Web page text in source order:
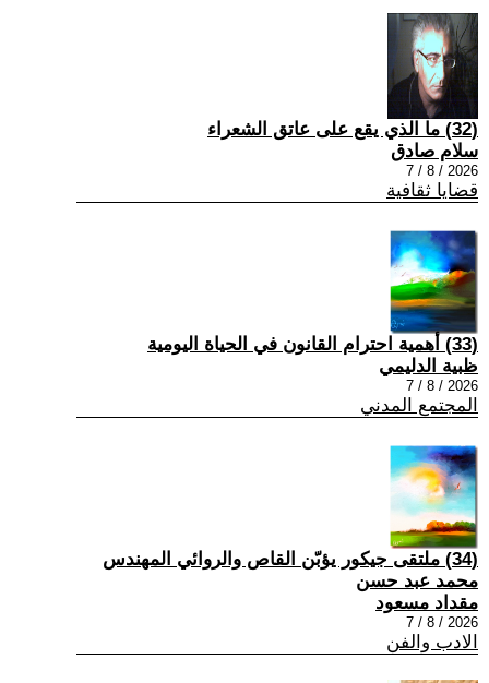
(32) ما الذي يقع على عاتق الشعراء
سلام صادق
2026 / 8 / 7
قضايا ثقافية
(33) أهمية احترام القانون في الحياة اليومية
ظبية الدليمي
2026 / 8 / 7
المجتمع المدني
(34) ملتقى جيكور يؤبّن القاص والروائي المهندس
محمد عبد حسن
مقداد مسعود
2026 / 8 / 7
الادب والفن